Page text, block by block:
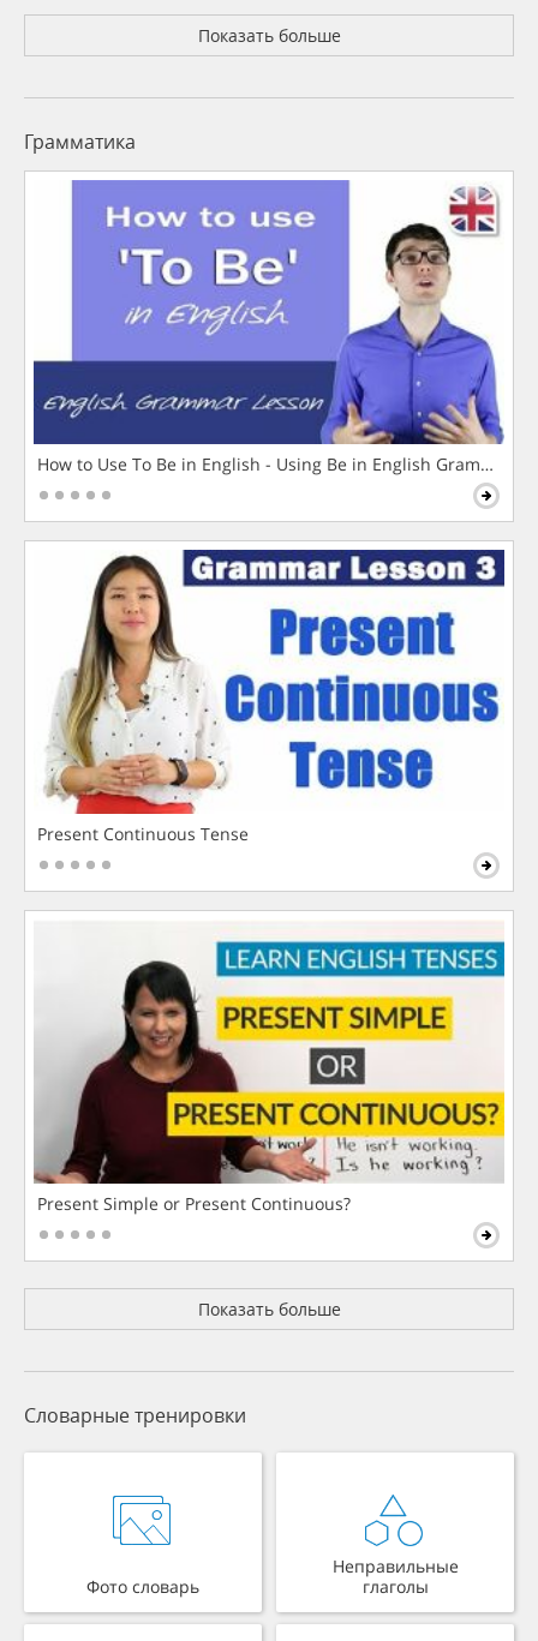
Показать больше
Грамматика
How to Use To Be in English - Using Be in English Grammar
Present Continuous Tense
Present Simple or Present Continuous?
Показать больше
Словарные тренировки
Фото словарь
Неправильные
глаголы